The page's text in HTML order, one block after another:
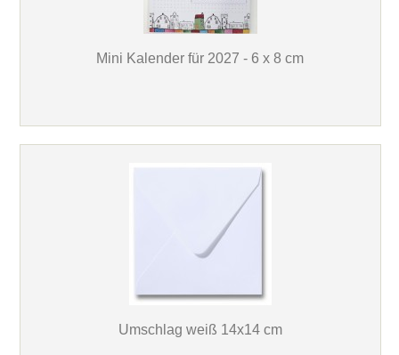
Mini Kalender für 2027 - 6 x 8 cm
Umschlag weiß 14x14 cm